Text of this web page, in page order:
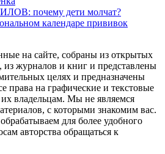
почему дети молчат?
календаре прививок
на сайте, собраны из открытых
из журналов и книг и представлены
целях и предназначены
права на графические и текстовые
владельцам. Мы не являемся
с которыми знакомим вас.
для более удобного
авторства обращаться к